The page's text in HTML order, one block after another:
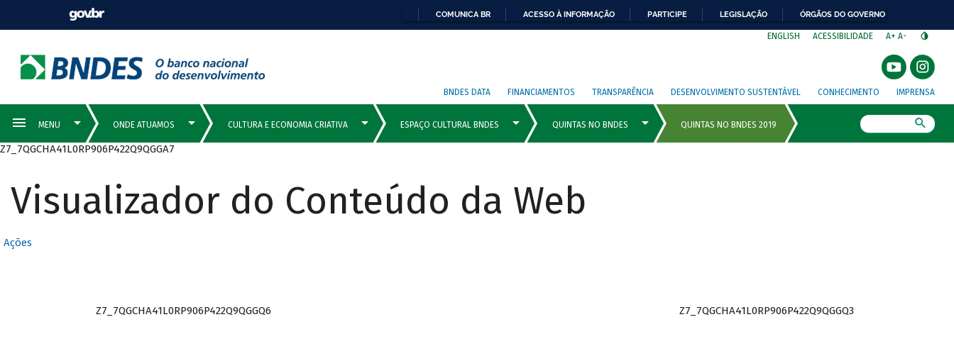
COMUNICA BR ACESSO À INFORMAÇÃO PARTICIPE LEGISLAÇÃO ÓRGÃOS DO GOVERNO
ENGLISH ACESSIBILIDADE A+ A-
BNDES DATA FINANCIAMENTOS TRANSPARÊNCIA DESENVOLVIMENTO SUSTENTÁVEL CONHECIMENTO IMPRENSA
Z7_7QGCHA41L0RP906P422Q9QGGA7
Visualizador do Conteúdo da Web
Ações
Z7_7QGCHA41L0RP906P422Q9QGGQ6 Z7_7QGCHA41L0RP906P422Q9QGGQ3